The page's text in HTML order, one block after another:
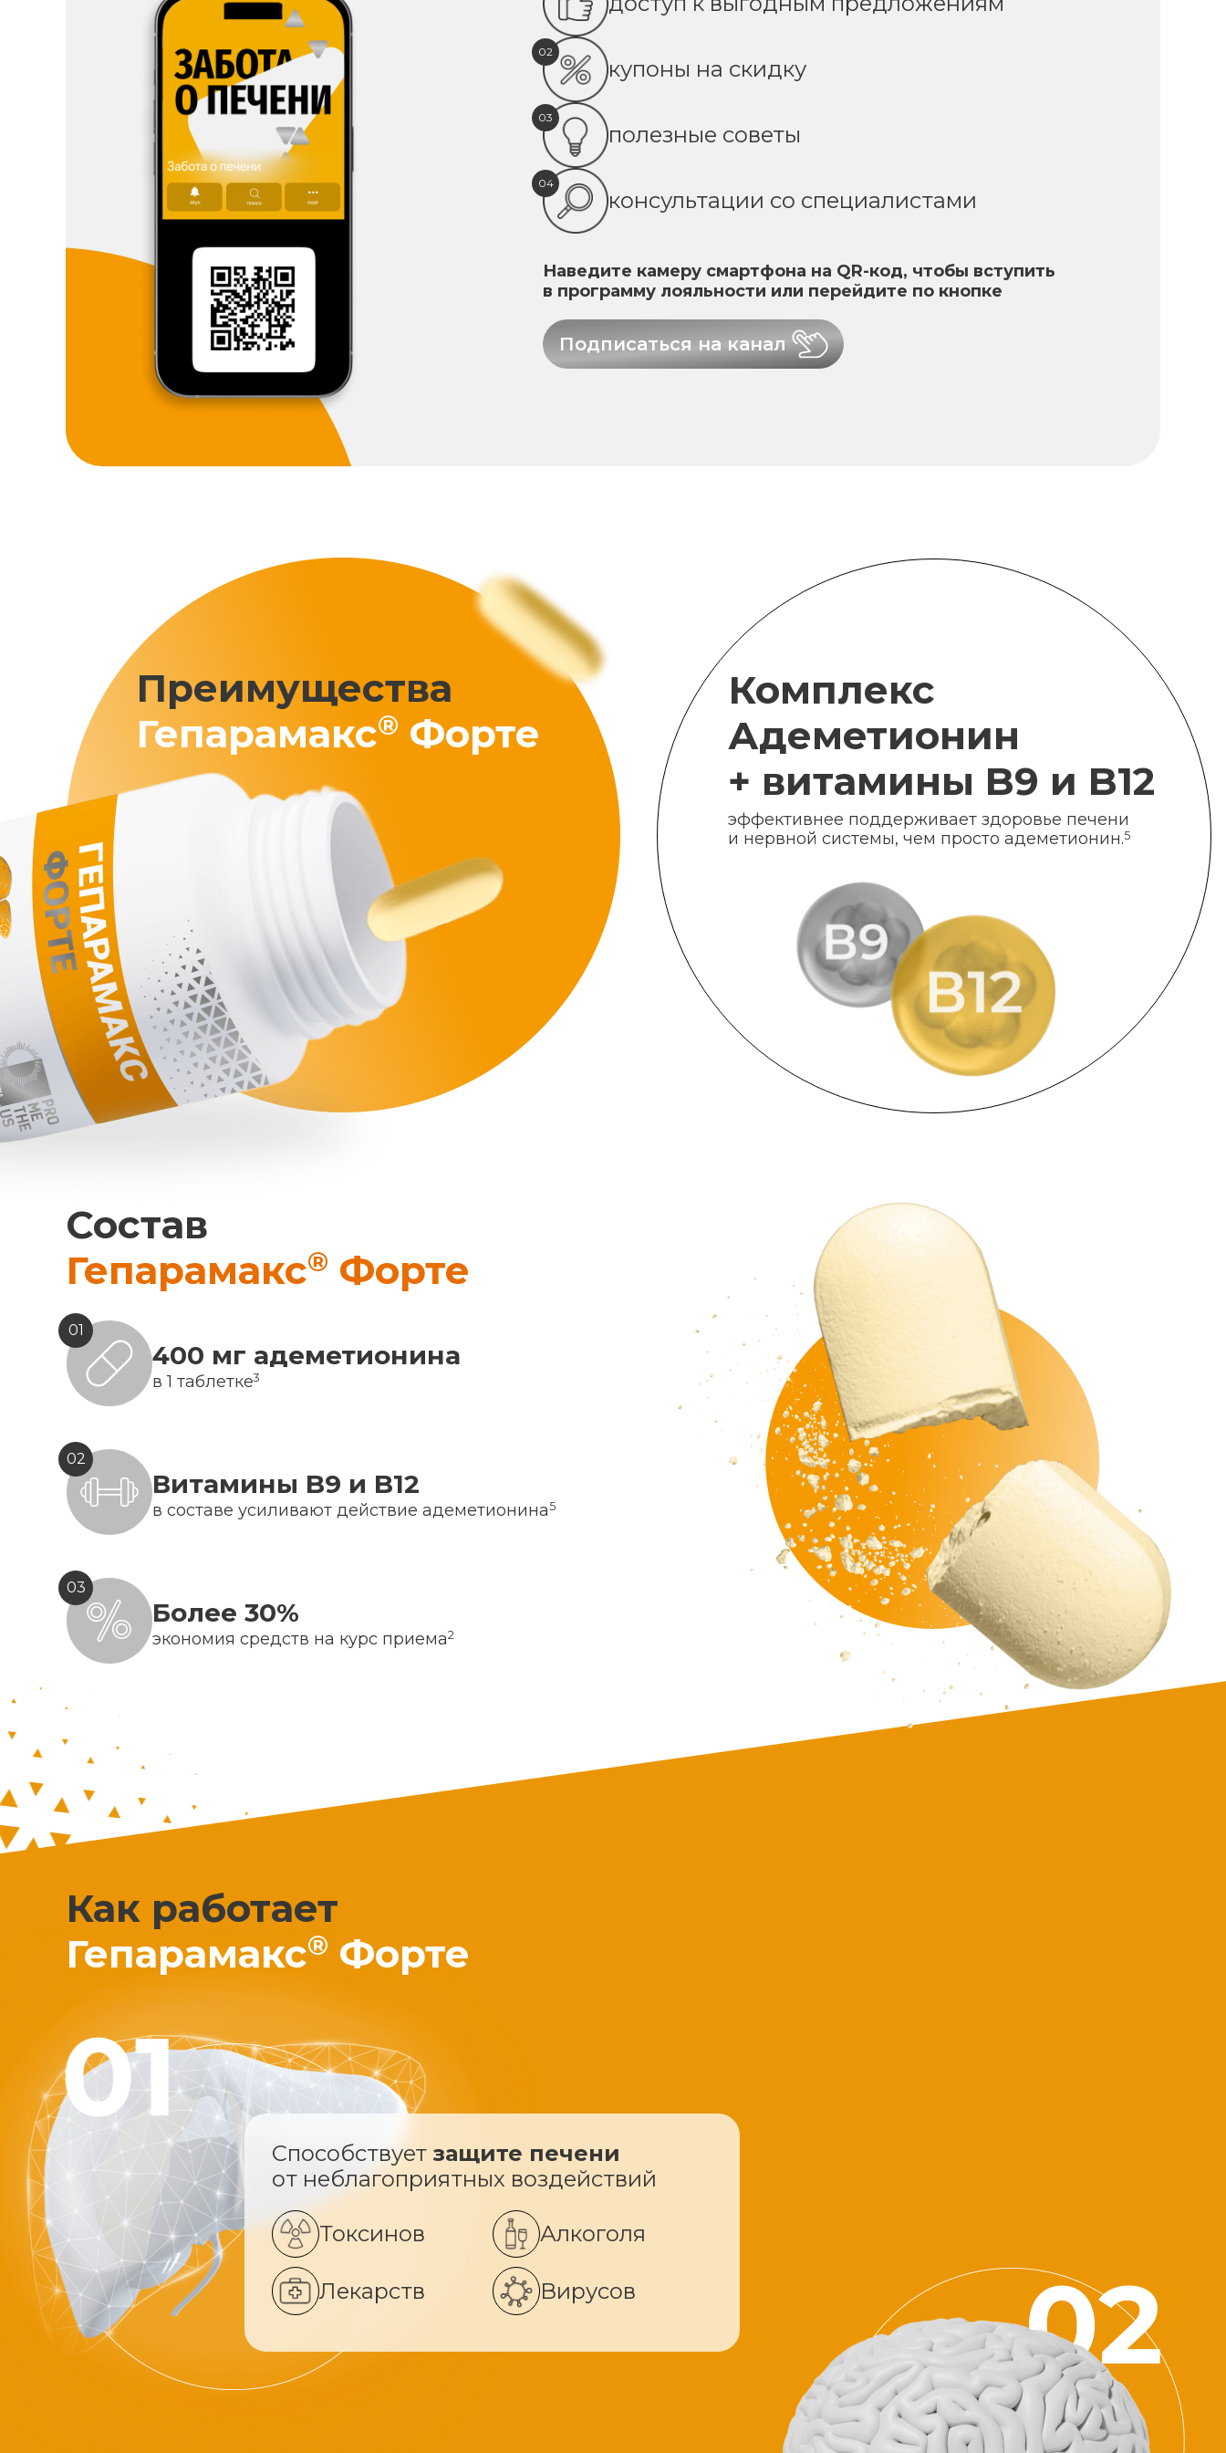
02
купоны на скидку
03
полезные советы
04
консультации со специалистами
Наведите камеру смартфона на QR-код, чтобы вступить
в программу лояльности или перейдите по кнопке
Подписаться на канал
Преимущества
Гепарамакс® Форте
Комплекс
Адеметионин
+ витамины B9 и B12
эффективнее поддерживает здоровье печени
и нервной системы, чем просто адеметионин.5
Состав
Гепарамакс® Форте
01
400 мг адеметионина
в 1 таблетке3
02
Витамины B9 и B12
в составе усиливают действие адеметионина5
03
Более 30%
экономия средств на курс приема2
Как работает
Гепарамакс® Форте
Способствует защите печени
от неблагоприятных воздействий
Токсинов Алкоголя
Лекарств Вирусов